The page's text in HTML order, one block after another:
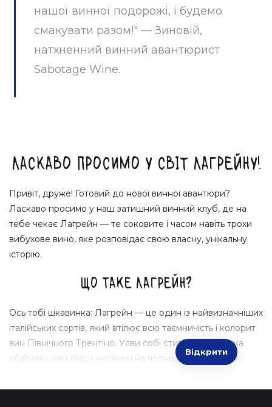
нашої винної подорожі, і будемо
смакувати разом!" — Зиновій,
натхненний винний авантюрист
Sabotage Wine.
Ласкаво просимо у світ Лагрейну!
Привіт, друже! Готовий до нової винної авантюри?
Ласкаво просимо у наш затишний винний клуб, де на
тебе чекає Лагрейн — те соковите і часом навіть трохи
вибухове вино, яке розповідає свою власну, унікальну
історію.
Що таке Лагрейн?
Ось тобі цікавинка: Лагрейн — це один із найвизначніших
італійських сортів, який втілює всю таємничість і колорит
вин Північного Трентіно. Уяви собі стиглу вишню, яка
обіймає шоколад із натяком на чорнослив. Так, це і є
пакує для тебе цей унікальний напій з "леопардовою
Відкрити